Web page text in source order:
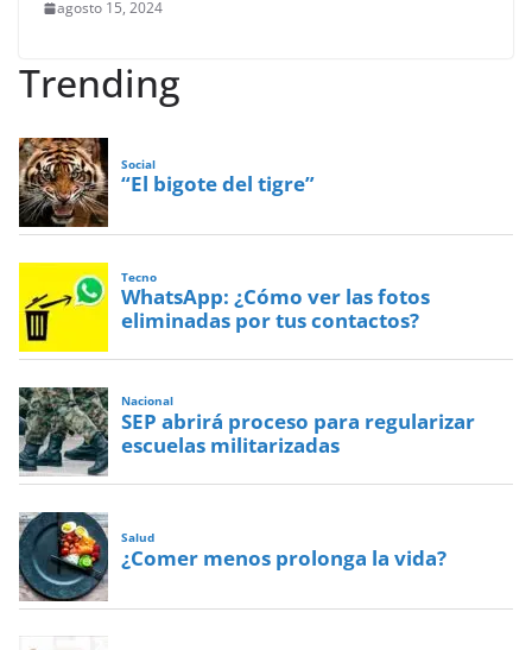
agosto 15, 2024
Trending
Social
“El bigote del tigre”
Tecno
WhatsApp: ¿Cómo ver las fotos
eliminadas por tus contactos?
Nacional
SEP abrirá proceso para regularizar
escuelas militarizadas
Salud
¿Comer menos prolonga la vida?